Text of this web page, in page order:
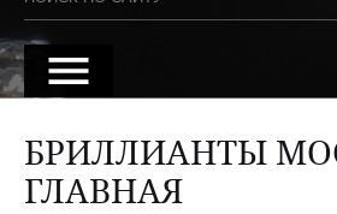
БРИЛЛИАНТЫ
ГЛАВНАЯ